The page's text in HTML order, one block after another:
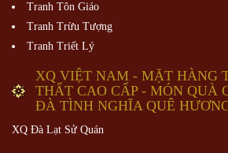
Tranh Tôn Giáo
Tranh Trừu Tượng
Tranh Triết Lý
XQ VIỆT NAM - MẶT HÀNG
THẤT CAO CẤP - MÓN QUÀ
ĐÀ TÌNH NGHĨA QUÊ
XQ Đà Lạt Sử Quán